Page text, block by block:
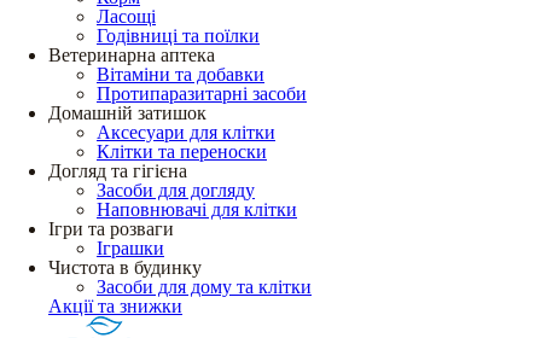
Ласощі
Годівниці та поїлки
Ветеринарна аптека
Вітаміни та добавки
Протипаразитарні засоби
Домашній затишок
Аксесуари для клітки
Клітки та переноски
Догляд та гігієна
Засоби для догляду
Наповнювачі для клітки
Ігри та розваги
Іграшки
Чистота в будинку
Засоби для дому та клітки
Акції та знижки